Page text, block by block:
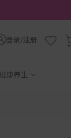
登录/注册
健康养生